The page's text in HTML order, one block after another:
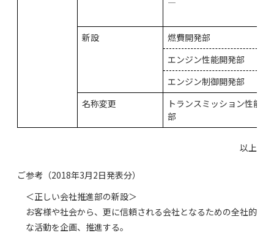
―
新設
燃費開発部
エンジン性能開発部
エンジン制御開発部
名称変更
トランスミッション性能開
部
以上
ご参考（2018年3月2日発表分）
＜正しい会社推進部の新設＞
お客様や社会から、更に信頼される会社となるための全社的
な活動を企画、推進する。